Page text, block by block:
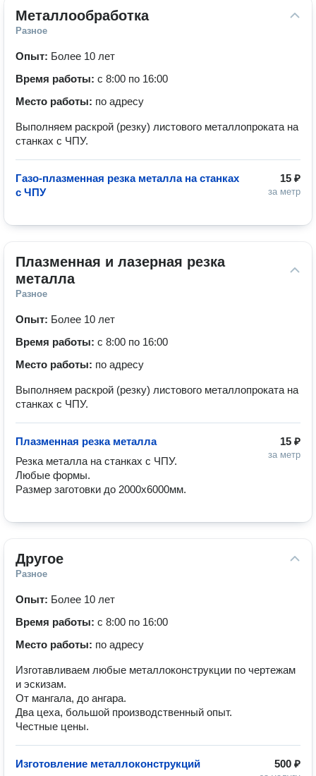
Металлообработка
Разное
Опыт: Более 10 лет
Время работы: с 8:00 по 16:00
Место работы: по адресу
Выполняем раскрой (резку) листового металлопроката на
станках с ЧПУ.
15 ₽
за метр
Газо-плазменная резка металла на станках
с ЧПУ
Плазменная и лазерная резка
металла
Разное
Опыт: Более 10 лет
Время работы: с 8:00 по 16:00
Место работы: по адресу
Выполняем раскрой (резку) листового металлопроката на
станках с ЧПУ.
15 ₽
за метр
Плазменная резка металла
Резка металла на станках с ЧПУ.
Любые формы.
Размер заготовки до 2000х6000мм.
Другое
Разное
Опыт: Более 10 лет
Время работы: с 8:00 по 16:00
Место работы: по адресу
Изготавливаем любые металлоконструкции по чертежам
и эскизам.
От мангала, до ангара.
Два цеха, большой производственный опыт.
Честные цены.
500 ₽
Изготовление металлоконструкций